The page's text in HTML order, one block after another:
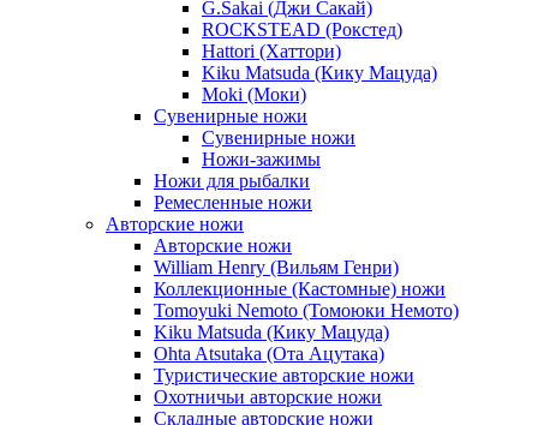
G.Sakai (Джи Сакай)
ROCKSTEAD (Рокстед)
Hattori (Хаттори)
Kiku Matsuda (Кику Мацуда)
Moki (Моки)
Сувенирные ножи
Сувенирные ножи
Ножи-зажимы
Ножи для рыбалки
Ремесленные ножи
Авторские ножи
Авторские ножи
William Henry (Вильям Генри)
Коллекционные (Кастомные) ножи
Tomoyuki Nemoto (Томоюки Немото)
Kiku Matsuda (Кику Мацуда)
Ohta Atsutaka (Ота Ацутака)
Туристические авторские ножи
Охотничьи авторские ножи
Складные авторские ножи